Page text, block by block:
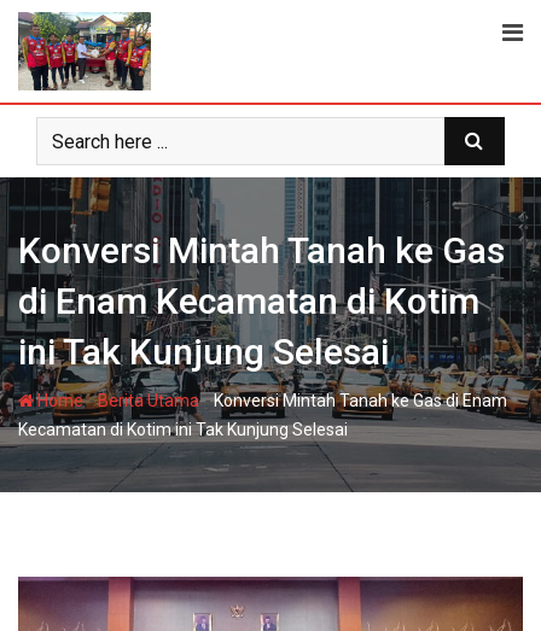
Skip
content
Konversi Mintah Tanah ke Gas
di Enam Kecamatan di Kotim
ini Tak Kunjung Selesai
Home-Berita Utama-Konversi Mintah Tanah ke Gas di Enam
Kecamatan di Kotim ini Tak Kunjung Selesai